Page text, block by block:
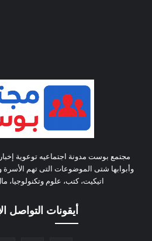
مجتمع بوست مدونة اجتماعيه توعوية
وأبوابها شتى الموضوعات التى تهم الأسرة
اتيكيت، كتب، علوم وتكنولوجيا،
أيقونات التواصل